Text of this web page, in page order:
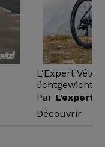
L'Expert Vélo
lichtgewicht...
Par L'expert
Découvrir